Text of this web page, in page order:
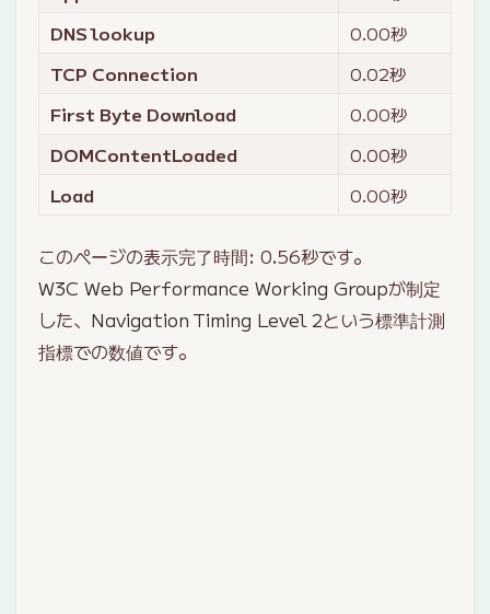
DNS lookup
0.00秒
TCP Connection
0.02秒
First Byte Download
0.00秒
DOMContentLoaded
0.00秒
Load
0.00秒
このページの表示完了時間: 0.56秒です。
W3C Web Performance Working Groupが制定
した、 Navigation Timing Level 2という標準計測
指標での数値です。